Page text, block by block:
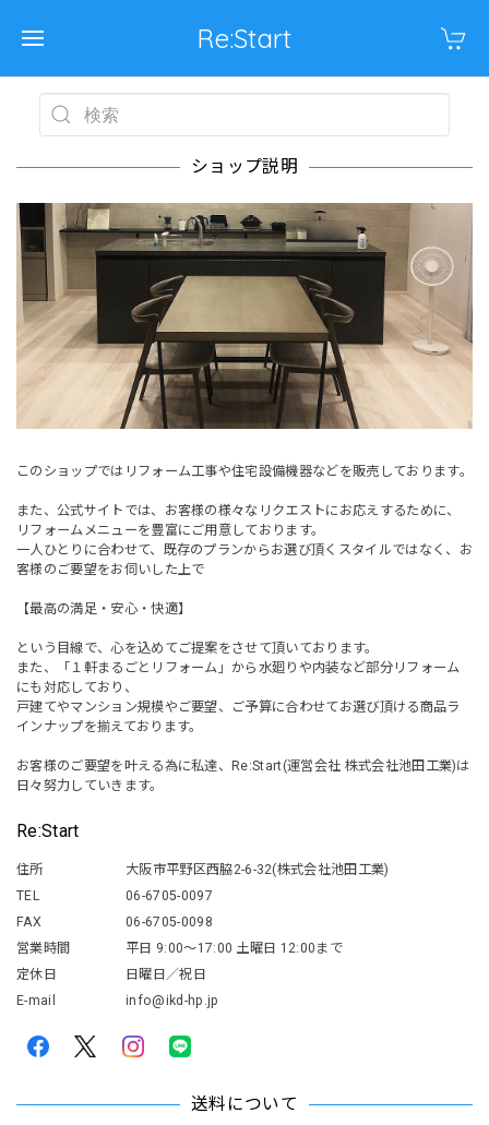
Re:Start
ショップ説明
このショップではリフォーム工事や住宅設備機器などを販売しております。
また、公式サイトでは、お客様の様々なリクエストにお応えするために、
リフォームメニューを豊富にご用意しております。
一人ひとりに合わせて、既存のプランからお選び頂くスタイルではなく、お
客様のご要望をお伺いした上で
【最高の満足・安心・快適】
という目線で、心を込めてご提案をさせて頂いております。
また、「１軒まるごとリフォーム」から水廻りや内装など部分リフォーム
にも対応しており、
戸建てやマンション規模やご要望、ご予算に合わせてお選び頂ける商品ラ
インナップを揃えております。
お客様のご要望を叶える為に私達、Re:Start(運営会社 株式会社池田工業)は
日々努力していきます。
Re:Start
住所
大阪市平野区西脇2-6-32(株式会社池田工業)
TEL
06-6705-0097
FAX
06-6705-0098
営業時間
平日 9:00～17:00 土曜日 12:00まで
定休日
日曜日／祝日
E-mail
info@ikd-hp.jp
送料について